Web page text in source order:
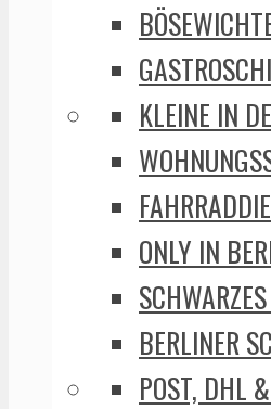
KLEINE IN
ONLY IN
BERLINER
POST, DHL